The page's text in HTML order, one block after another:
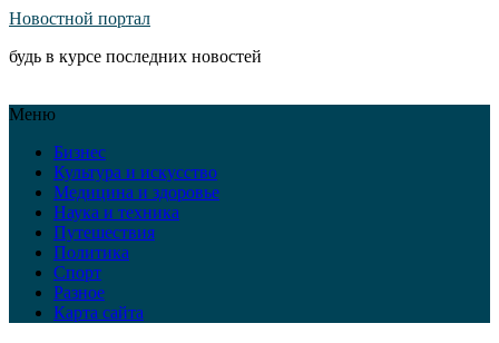
Новостной портал
будь в курсе последних новостей
Меню
Бизнес
Культура и искусство
Медицина и здоровье
Наука и техника
Путешествия
Политика
Спорт
Разное
Карта сайта